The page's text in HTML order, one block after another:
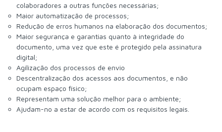
colaboradores a outras funções necessárias;
Maior automatização de processos;
Redução de erros humanos na elaboração dos documentos;
Maior segurança e garantias quanto à integridade do
documento, uma vez que este é protegido pela assinatura
digital;
Agilização dos processos de envio
Descentralização dos acessos aos documentos, e não
ocupam espaço físico;
Representam uma solução melhor para o ambiente;
Ajudam-no a estar de acordo com os requisitos legais.